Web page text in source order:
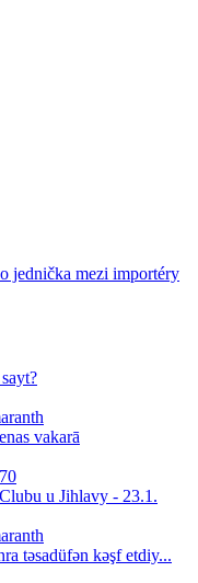
jednička mezi importéry
vakarā
u Jihlavy - 23.1.
təsadüfən kəşf etdiy...